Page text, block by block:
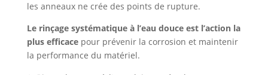
les anneaux ne crée des points de rupture.
Le rinçage systématique à l’eau douce est l’action la
plus efficacepour prévenir la corrosion et maintenir
la performance du matériel.